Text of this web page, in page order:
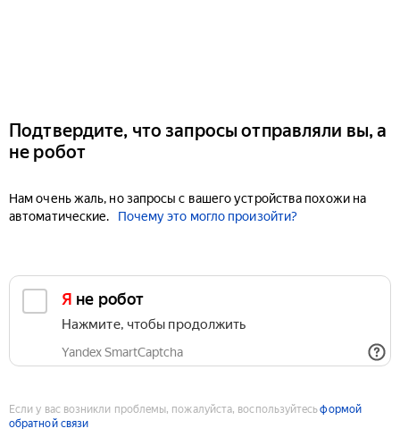
Подтвердите, что запросы отправляли вы, а
не робот
Нам очень жаль, но запросы с вашего устройства похожи на
автоматические.
Почему это могло произойти?
Я не робот
Нажмите, чтобы продолжить
Yandex SmartCaptcha
Если у вас возникли проблемы, пожалуйста, воспользуйтесьформой
обратной связи